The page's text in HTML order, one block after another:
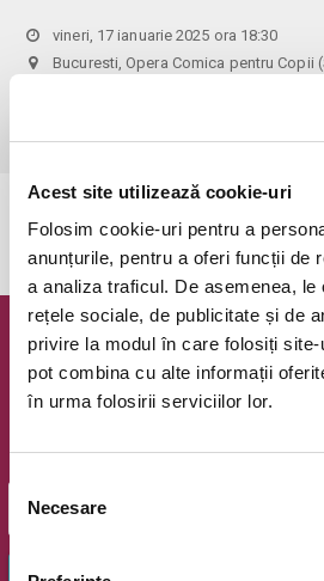
Acest site utilizează cookie-uri
Folosim cookie-uri pentru a
anunțurile, pentru a oferi funcții de
a analiza traficul. De asemenea, le
rețele sociale, de publicitate și de
privire la modul în care folosiți
pot combina cu alte informații
în urma folosirii serviciilor lor.
Selecția
consimțământului
Necesare
vineri, 17 ianuarie 2025 ora 18:30
Bucuresti, Opera Comica pentru Copii
Newsletter @
Oferte exclusive si o editie
OK